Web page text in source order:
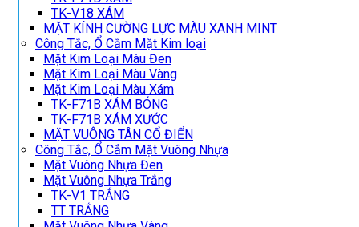
TK-V18 XÁM
MẶT KÍNH CƯỜNG LỰC MÀU XANH MINT
Công Tắc, Ổ Cắm Mặt Kim loại
Mặt Kim Loại Màu Đen
Mặt Kim Loại Màu Vàng
Mặt Kim Loại Màu Xám
TK-F71B XÁM BÓNG
TK-F71B XÁM XƯỚC
MẶT VUÔNG TÂN CỔ ĐIỂN
Công Tắc, Ổ Cắm Mặt Vuông Nhựa
Mặt Vuông Nhựa Đen
Mặt Vuông Nhựa Trắng
TK-V1 TRẮNG
TT TRẮNG